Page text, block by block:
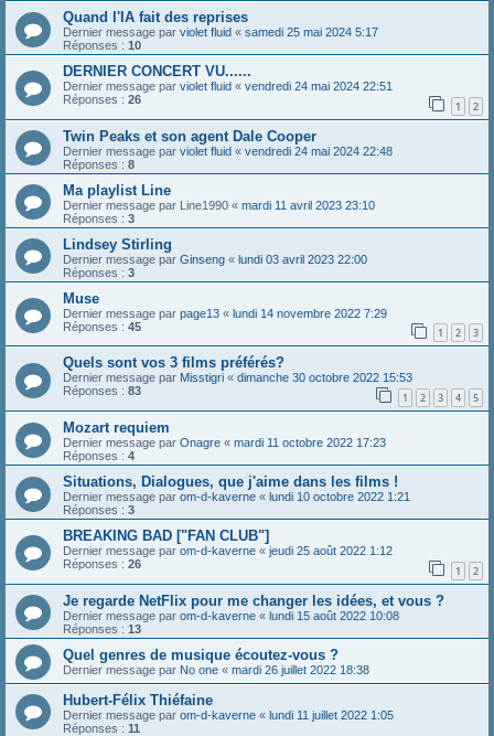
Quand l'IA fait des reprises
Dernier message par violet fluid « samedi 25 mai 2024 5:17
Réponses : 10
DERNIER CONCERT VU......
Dernier message par violet fluid « vendredi 24 mai 2024 22:51
Réponses : 26 1 2
Twin Peaks et son agent Dale Cooper
Dernier message par violet fluid « vendredi 24 mai 2024 22:48
Réponses : 8
Ma playlist Line
Dernier message par Line1990 « mardi 11 avril 2023 23:10
Réponses : 3
Lindsey Stirling
Dernier message par Ginseng « lundi 03 avril 2023 22:00
Réponses : 3
Muse
Dernier message par page13 « lundi 14 novembre 2022 7:29
Réponses : 45 1 2 3
Quels sont vos 3 films préférés?
Dernier message par Misstigri « dimanche 30 octobre 2022 15:53
Réponses : 83 1 2 3 4 5
Mozart requiem
Dernier message par Onagre « mardi 11 octobre 2022 17:23
Réponses : 4
Situations, Dialogues, que j'aime dans les films !
Dernier message par om-d-kaverne « lundi 10 octobre 2022 1:21
Réponses : 3
BREAKING BAD ["FAN CLUB"]
Dernier message par om-d-kaverne « jeudi 25 août 2022 1:12
Réponses : 26 1 2
Je regarde NetFlix pour me changer les idées, et vous ?
Dernier message par om-d-kaverne « lundi 15 août 2022 10:08
Réponses : 13
Quel genres de musique écoutez-vous ?
Dernier message par No one « mardi 26 juillet 2022 18:38
Hubert-Félix Thiéfaine
Dernier message par om-d-kaverne « lundi 11 juillet 2022 1:05
Réponses : 11